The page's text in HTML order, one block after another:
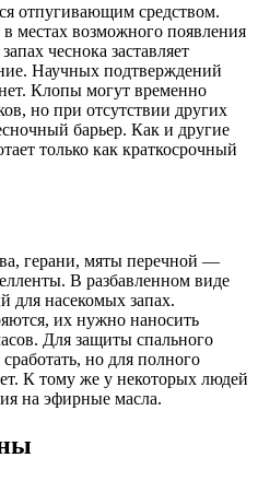
отпугивающим средством.
местах возможного появления
чеснока заставляет
Научных подтверждений
Клопы могут временно
но при отсутствии других
барьер. Как и другие
только как краткосрочный
герани, мяты перечной —
В разбавленном виде
для насекомых запах.
их нужно наносить
Для защиты спального
но для полного
К тому же у некоторых людей
на эфирные масла.